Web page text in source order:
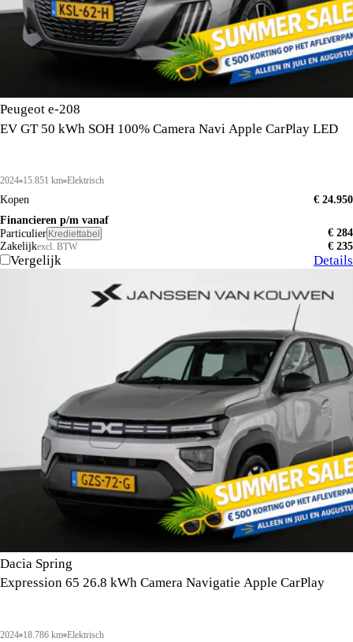
Peugeot e-208
EV GT 50 kWh SOH 100% Camera Navi Apple CarPlay LED
2024 15.851 km Elektrisch
Kopen
€ 24.950
Financieren p/m vanaf
Particulier Krediettabel
€ 284
Zakelijkexcl. BTW € 235
Vergelijk Details
Dacia Spring
Expression 65 26.8 kWh Camera Navigatie Apple CarPlay
2024 18.786 km Elektrisch